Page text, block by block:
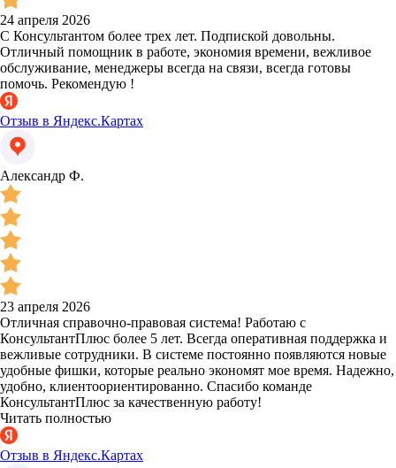
24 апреля 2026
С Консультантом более трех лет. Подпиской довольны.
Отличный помощник в работе, экономия времени, вежливое
обслуживание, менеджеры всегда на связи, всегда готовы
помочь. Рекомендую !
Отзыв в Яндекс.Картах
Александр Ф.
23 апреля 2026
Отличная справочно-правовая система! Работаю с
КонсультантПлюс более 5 лет. Всегда оперативная поддержка и
вежливые сотрудники. В системе постоянно появляются новые
удобные фишки, которые реально экономят мое время. Надежно,
удобно, клиентоориентированно. Спасибо команде
КонсультантПлюс за качественную работу!
Читать полностью
Отзыв в Яндекс.Картах